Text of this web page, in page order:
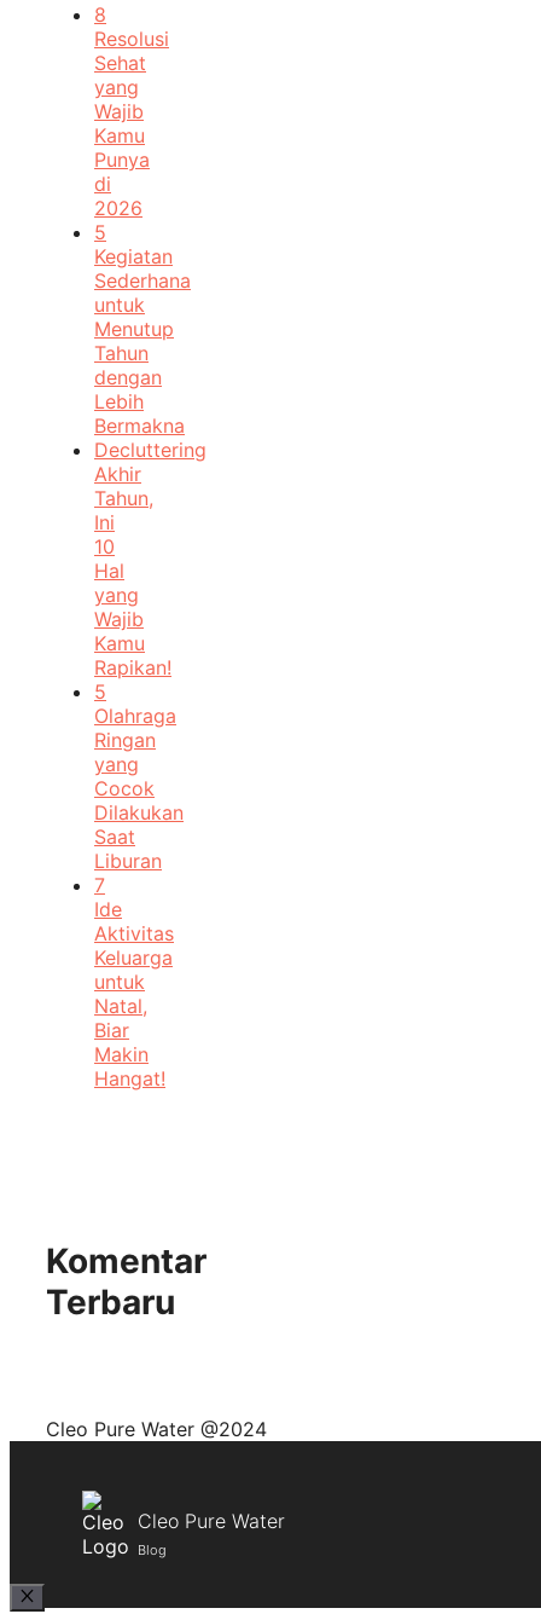
8
Resolusi
Sehat
yang
Wajib
Kamu
Punya
di
2026
5
Kegiatan
Sederhana
untuk
Menutup
Tahun
dengan
Lebih
Bermakna
Decluttering
Akhir
Tahun,
Ini
10
Hal
yang
Wajib
Kamu
Rapikan!
5
Olahraga
Ringan
yang
Cocok
Dilakukan
Saat
Liburan
7
Ide
Aktivitas
Keluarga
untuk
Natal,
Biar
Makin
Hangat!
Komentar
Terbaru
Cleo Pure Water @2024
Cleo Pure Water
Blog